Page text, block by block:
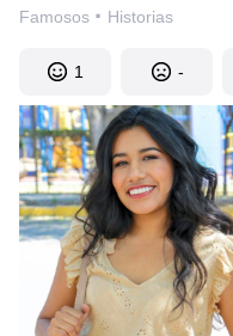
Famosos · Historias
1 -